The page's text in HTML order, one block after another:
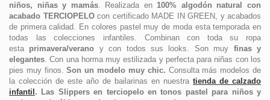
niños, niñas y mamás. Realizada en100% algodón natural con
acabado TERCIOPELO con certificado MADE IN GREEN, y acabados
de primera calidad. En colores pastel muy de moda esta temporada en
todas las colecciones infantiles. Combinan con toda su ropa
esta primavera/verano y con todos sus looks. Son muy finas y
elegantes. Con una horma muy estilizada y perfecta para niñas con los
pies muy finos.Son un modelo muy chic. Consulta más modelos de
la colección de este año de bailarinas en nuestra tienda de calzado
infantil . Las Slippers en terciopelo en tonos pastel para niños y